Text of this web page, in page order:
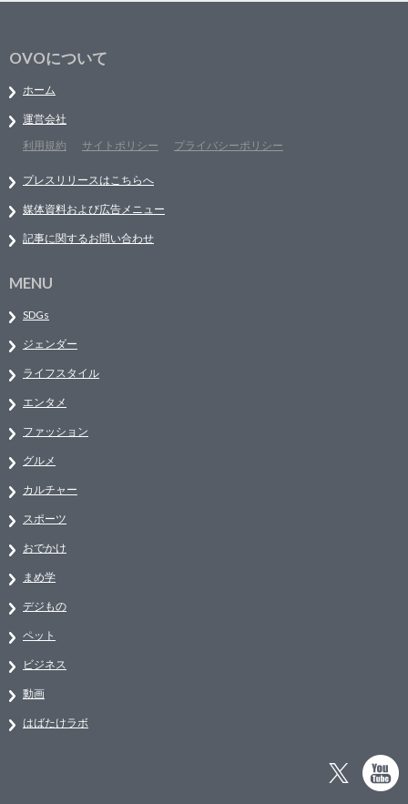
OVOについて
ホーム
運営会社
利用規約
サイトポリシー プライバシーポリシー
プレスリリースはこちらへ
媒体資料および広告メニュー
記事に関するお問い合わせ
MENU
SDGs
ジェンダー
ライフスタイル
エンタメ
ファッション
グルメ
カルチャー
スポーツ
おでかけ
まめ学
デジもの
ペット
ビジネス
動画
はばたけラボ